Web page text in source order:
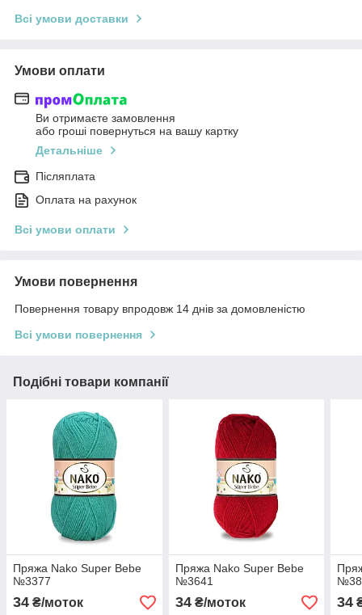
Всі умови доставки
Умови оплати
Ви отримаєте замовлення
або гроші повернуться на вашу картку
Детальніше
Післяплата
Оплата на рахунок
Всі умови оплати
Умови повернення
Повернення товару впродовж 14 днів за домовленістю
Всі умови повернення
Подібні товари компанії
Пряжа Nako Super Bebe
№3377
34 ₴/моток
Пряжа Nako Super Bebe
№3641
34₴/моток 34